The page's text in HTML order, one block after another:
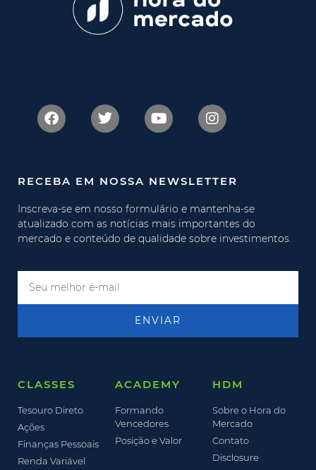
RECEBA EM NOSSA NEWSLETTER
Inscreva-se em nosso formulário e mantenha-se
atualizado com as notícias mais importantes do
mercado e conteúdo de qualidade sobre investimentos.
ENVIAR
CLASSES
Tesouro Direto
Ações
Finanças Pessoais
Renda Variável
ACADEMY
Formando
Vencedores
Posição e Valor
HDM
Sobre o Hora do
Mercado
Contato
Disclosure